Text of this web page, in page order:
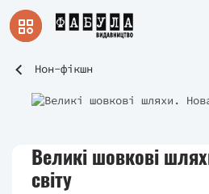
Нон-фікшн
Великі шовкові
світу